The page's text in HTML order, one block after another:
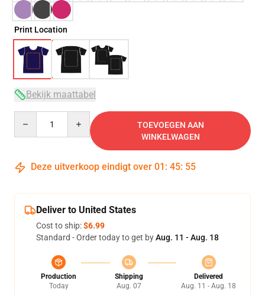
Print Location
Bekijk maattabel
TOEVOEGEN AAN
WINKELWAGEN
Deze uitverkoop eindigt over 01 : 45: 54
Deliver to United States
Cost to ship:$6.99
Standard - Order today to get byAug. 11 - Aug. 18
Production
Today
Shipping
Aug. 07
Delivered
Aug. 11 - Aug. 18